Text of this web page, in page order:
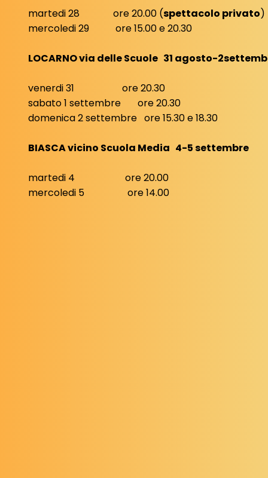
martedi 28 ore 20.00 (spettacolo privato)
mercoledi 29 ore 15.00 e 20.30
LOCARNO via delle Scuole 31 agosto-
venerdi 31 ore 20.30
sabato 1 settembre ore 20.30
domenica 2 settembre ore 15.30 e 18.30
BIASCA vicino Scuola Media 4-5 settembre
martedi 4 ore 20.00
mercoledi 5 ore 14.00